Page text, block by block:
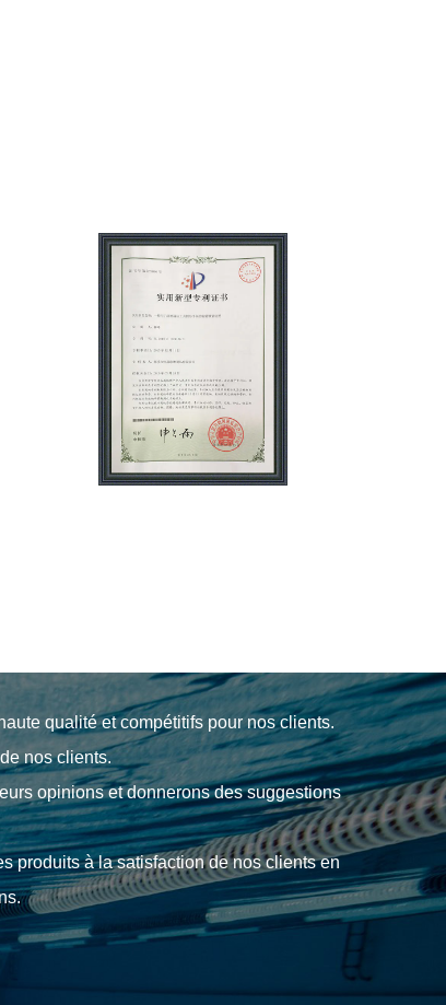
qualité et compétitifs pour nos clients.
nos clients.
opinions et donnerons des suggestions
produits à la satisfaction de nos clients en